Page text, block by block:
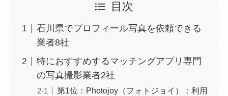
目次
石川県でプロフィール写真を依頼できる
業者8社
特におすすめするマッチングアプリ専門
の写真撮影業者2社
第1位：Photojoy（フォトジョイ）：利用